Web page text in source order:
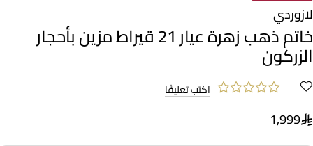
لازوردي
خاتم ذهب زهرة عيار 21 قيراط مزين بأحجار
الزركون
اكتب تعليقًا
1,999